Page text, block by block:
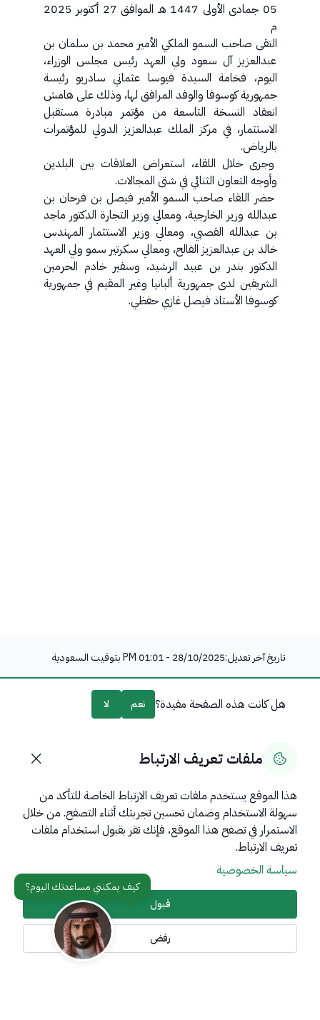
05 جمادى الأولى 1447 هـ الموافق 27 أكتوبر 2025
م
التقى صاحب السمو الملكي الأمير محمد بن سلمان بن
عبدالعزيز آل سعود ولي العهد رئيس مجلس الوزراء،
اليوم، فخامة السيدة فيوسا عثماني سادريو رئيسة
جمهورية كوسوفا والوفد المرافق لها، وذلك على هامش
انعقاد النسخة التاسعة من مؤتمر مبادرة مستقبل
الاستثمار، في مركز الملك عبدالعزيز الدولي للمؤتمرات
بالرياض.
وجرى خلال اللقاء، استعراض العلاقات بين البلدين
وأوجه التعاون الثنائي في شتى المجالات.
حضر اللقاء صاحب السمو الأمير فيصل بن فرحان بن
عبدالله وزير الخارجية، ومعالي وزير التجارة الدكتور ماجد
بن عبدالله القصبي، ومعالي وزير الاستثمار المهندس
خالد بن عبدالعزيز الفالح، ومعالي سكرتير سمو ولي العهد
الدكتور بندر بن عبيد الرشيد، وسفير خادم الحرمين
الشريفين لدى جمهورية ألبانيا وغير المقيم في جمهورية
كوسوفا الأستاذ فيصل غازي حفظي.
تاريخ آخر تعديل:28/10/2025 - 01:01 PM بتوقيت السعودية
هل كانت هذه الصفحة مفيدة؟ نعم لا
روابط مهمة
عن المملكة
عن الوزارة
تواصل معنا أدوات الإتاحة وامكانية الوصول
ملفات تعريف الارتباط
هذا الموقع يستخدم ملفات تعريف الارتباط الخاصة للتأكد من
سهولة الاستخدام وضمان تحسين تجربتك أثناء التصفح. من خلال
الاستمرار في تصفح هذا الموقع، فإنك تقر بقبول استخدام ملفات
تعريف الارتباط.
سياسة الخصوصية
قبول
رفض